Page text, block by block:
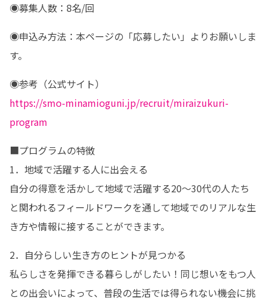
◉募集人数：8名/回
◉申込み方法：本ページの「応募したい」よりお願いしま
す。
https://smo-minamioguni.jp/recruit/miraizukuri-
program
■プログラムの特徴
1．地域で活躍する人に出会える
自分の得意を活かして地域で活躍する20～30代の人たち
と関われるフィールドワークを通して地域でのリアルな生
き方や情報に接することができます。
2．自分らしい生き方のヒントが見つかる
私らしさを発揮できる暮らしがしたい！同じ想いをもつ人
との出会いによって、普段の生活では得られない機会に挑